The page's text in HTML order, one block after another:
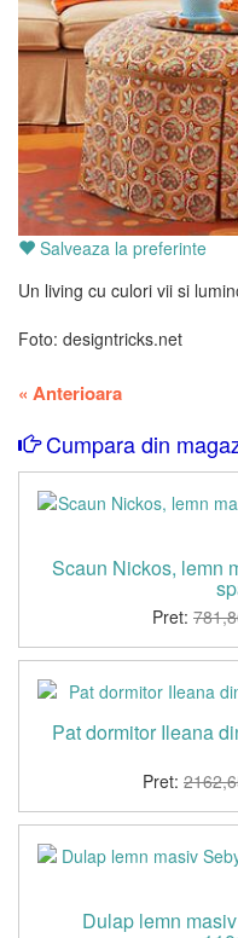
Salveaza la preferinte
Un living cu culori vii si
Foto: designtricks.net
« Anterioara
Cumpara din
Scaun Nickos, lemn
Pret:
Pat dormitor Ileana
Pret:
Dulap lemn